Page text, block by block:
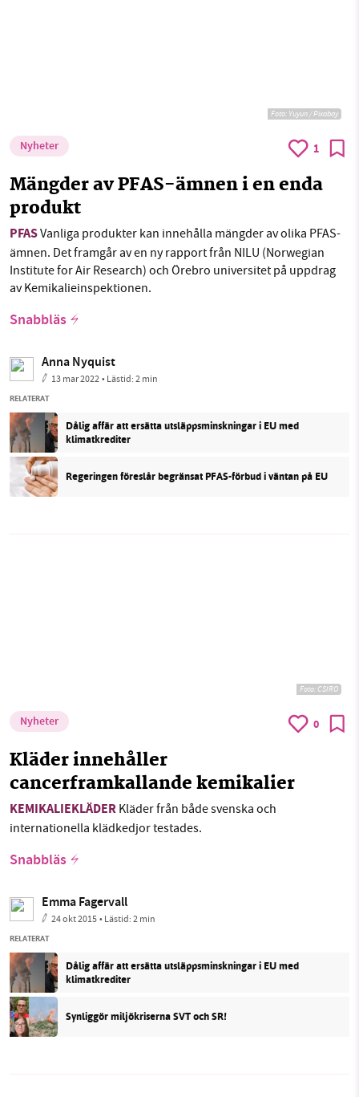
Foto: Yuyun / Pixabay
Nyheter 1
Mängder av PFAS-ämnen i en enda
produkt
PFASVanliga produkter kan innehålla mängder av olika PFAS-
ämnen. Det framgår av en ny rapport från NILU (Norwegian
Institute for Air Research) och Örebro universitet på uppdrag
av Kemikalieinspektionen.
Snabbläs
Anna Nyquist
13 mar 2022• Lästid:2 min
RELATERAT
Dålig affär att ersätta utsläppsminskningar i EU med
klimatkrediter
Regeringen föreslår begränsat PFAS-förbud i väntan på EU
Foto: CSIRO
Nyheter 0
Kläder innehåller
cancerframkallande kemikalier
KEMIKALIEKLÄDER Kläder från både svenska och
internationella klädkedjor testades.
Snabbläs
Emma Fagervall
24 okt 2015• Lästid:2 min
RELATERAT
Dålig affär att ersätta utsläppsminskningar i EU med
klimatkrediter
Synliggör miljökriserna SVT och SR!